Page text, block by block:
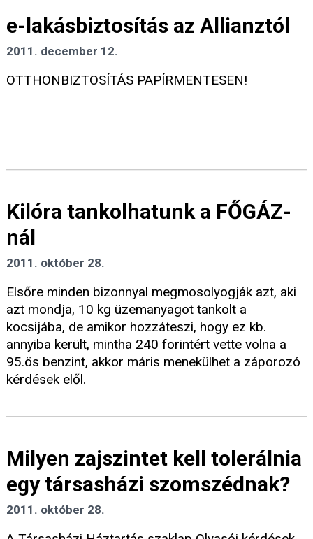
e-lakásbiztosítás az Allianztól
2011. december 12.
OTTHONBIZTOSÍTÁS PAPÍRMENTESEN!
Kilóra tankolhatunk a FŐGÁZ-
nál
2011. október 28.
Elsőre minden bizonnyal megmosolyogják azt, aki
azt mondja, 10 kg üzemanyagot tankolt a
kocsijába, de amikor hozzáteszi, hogy ez kb.
annyiba került, mintha 240 forintért vette volna a
95.ös benzint, akkor máris menekülhet a záporozó
kérdések elől.
Milyen zajszintet kell tolerálnia
egy társasházi szomszédnak?
2011. október 28.